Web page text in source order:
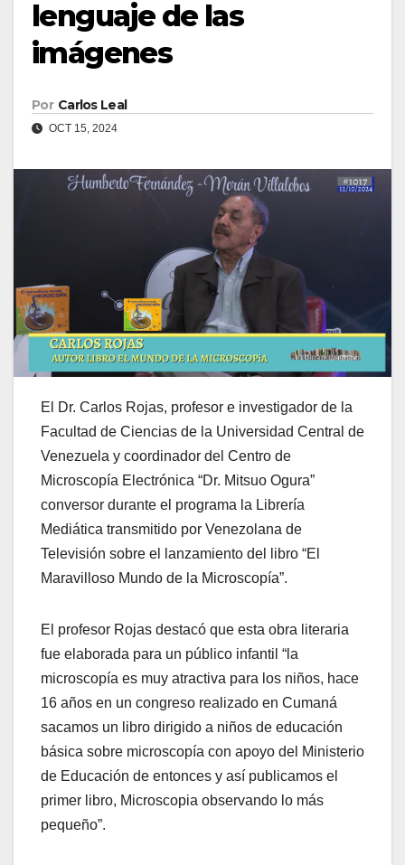
lenguaje de las
imágenes
Por Carlos Leal
OCT 15, 2024
El Dr. Carlos Rojas, profesor e investigador de la
Facultad de Ciencias de la Universidad Central de
Venezuela y coordinador del Centro de
Microscopía Electrónica “Dr. Mitsuo Ogura”
conversor durante el programa la Librería
Mediática transmitido por Venezolana de
Televisión sobre el lanzamiento del libro “El
Maravilloso Mundo de la Microscopía”.
El profesor Rojas destacó que esta obra literaria
fue elaborada para un público infantil “la
microscopía es muy atractiva para los niños, hace
16 años en un congreso realizado en Cumaná
sacamos un libro dirigido a niños de educación
básica sobre microscopía con apoyo del Ministerio
de Educación de entonces y así publicamos el
primer libro, Microscopia observando lo más
pequeño”.